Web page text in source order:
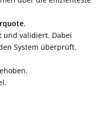
.
und validiert. Dabei
System überprüft.